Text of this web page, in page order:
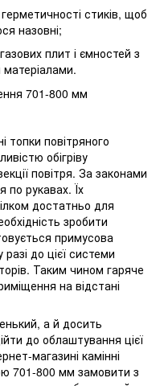
стиків, щоб
назовні;
плит і ємностей з
топки повітряного
обігріву
повітря. За законами
по рукавах. Їх
достатньо для
зробити
примусова
до цієї системи
Таким чином гаряче
на відстані
а й досить
до облаштування цієї
магазині камінні
701-800 мм замовити з